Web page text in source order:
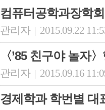
컴퓨터공학과장학
관리자 2015.09.22
〈’85 친구야 놀자
관리자 2015.09.16
경제학과 학번별 대